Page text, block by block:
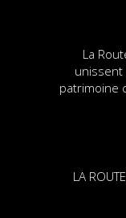
La
patrimoine
LA